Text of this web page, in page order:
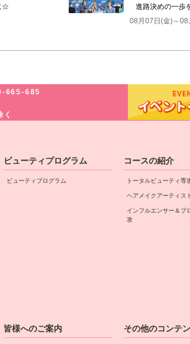
☆
進路決めの一歩
08月07日(金)～08
665-685
ビューティプログラム
ビューティプログラム
コースの紹介
トータルビューティ専
ヘアメイクアーティス
インフルエンサー＆プ
攻
皆様へのご案内 その他のコンテ